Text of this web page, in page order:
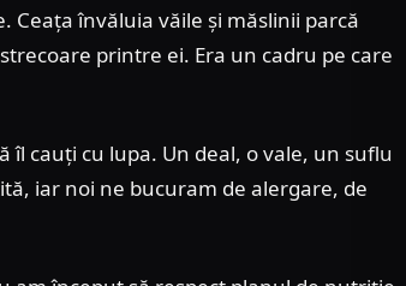
Ceața învăluia văile și măslinii parcă
printre ei. Era un cadru pe care
cauți cu lupa. Un deal, o vale, un suflu
iar noi ne bucuram de alergare, de